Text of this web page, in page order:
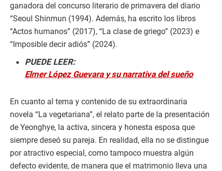
ganadora del concurso literario de primavera del diario
“Seoul Shinmun (1994). Además, ha escrito los libros
“Actos humanos” (2017), “La clase de griego” (2023) e
“Imposible decir adiós” (2024).
PUEDE LEER:
Elmer López Guevara y su narrativa del sueño
En cuanto al tema y contenido de su extraordinaria
novela “La vegetariana”, el relato parte de la presentación
de Yeonghye, la activa, sincera y honesta esposa que
siempre deseó su pareja. En realidad, ella no se distingue
por atractivo especial, como tampoco muestra algún
defecto evidente, de manera que el matrimonio lleva una